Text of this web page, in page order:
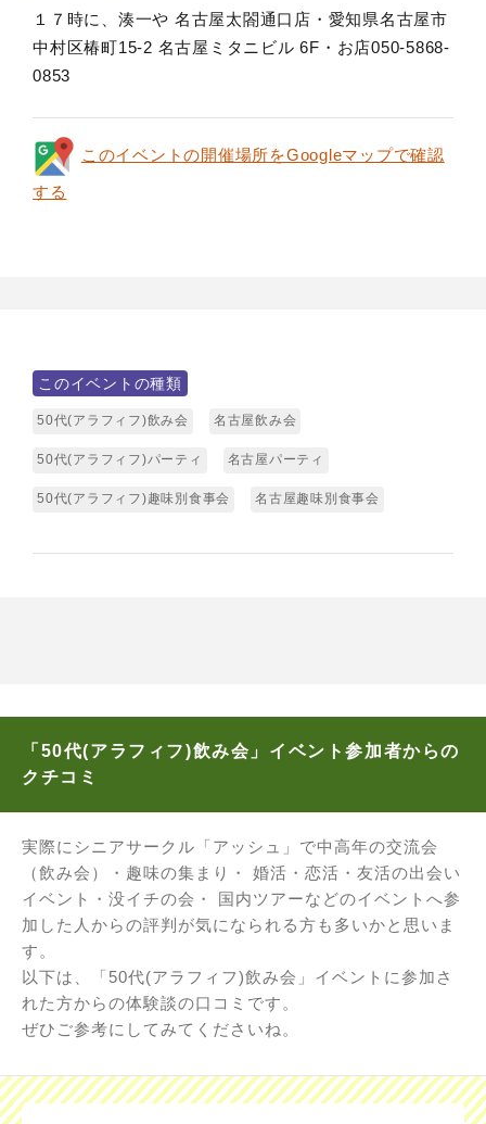
１７時に、湊一や 名古屋太閤通口店・愛知県名古屋市
中村区椿町15-2 名古屋ミタニビル 6F・お店050-5868-
0853
このイベントの開催場所をGoogleマップで確認
する
このイベントの種類
50代(アラフィフ)飲み会 名古屋飲み会
50代(アラフィフ)パーティ 名古屋パーティ
50代(アラフィフ)趣味別食事会 名古屋趣味別食事会
「50代(アラフィフ)飲み会」イベント参加者からの
クチコミ
実際にシニアサークル「アッシュ」で中高年の交流会
（飲み会）・趣味の集まり・ 婚活・恋活・友活の出会い
イベント・没イチの会・ 国内ツアーなどのイベントへ参
加した人からの評判が気になられる方も多いかと思いま
す。
以下は、「50代(アラフィフ)飲み会」イベントに参加さ
れた方からの体験談の口コミです。
ぜひご参考にしてみてくださいね。